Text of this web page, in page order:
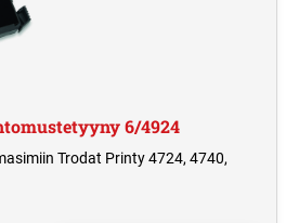
6/4924
Trodat Printy 4724, 4740,